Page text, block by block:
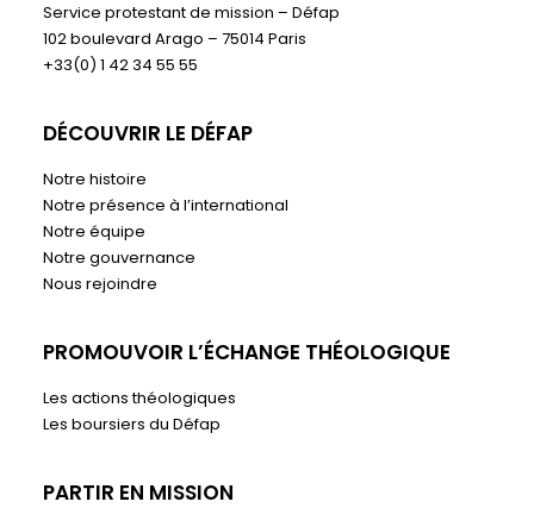
Service protestant de mission – Défap
102 boulevard Arago – 75014 Paris
+33(0) 1 42 34 55 55
DÉCOUVRIR LE DÉFAP
Notre histoire
Notre présence à l’international
Notre équipe
Notre gouvernance
Nous rejoindre
PROMOUVOIR L’ÉCHANGE THÉOLOGIQUE
Les actions théologiques
Les boursiers du Défap
PARTIR EN MISSION